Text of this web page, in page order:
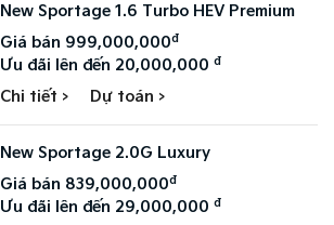
New Sportage 1.6 Turbo HEV Premium
Giá bán 999,000,000đ
Ưu đãi lên đến 20,000,000đ
Chi tiết > Dự toán >
New Sportage 2.0G Luxury
Giá bán 839,000,000đ
Ưu đãi lên đến 29,000,000đ